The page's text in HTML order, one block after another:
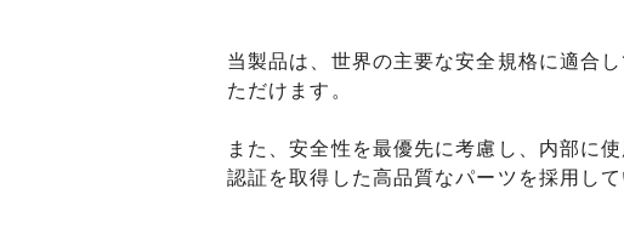
当製品は、世界の主要な安全規格に適合
ただけます。
また、安全性を最優先に考慮し、内部に
認証を取得した高品質なパーツを採用して